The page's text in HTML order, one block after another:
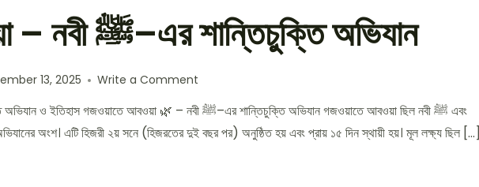
গজওয়াতে আবওয়া – নবী ﷺ–এর শান্তিচুক্তি অভিযান
13, 2025 Write a Comment
আবওয়া
–
অংশ। এটি হিজরী ২য় সনে (হিজরতের দুই বছর পর) অনুষ্ঠিত হয় এবং প্রায় ১৫ দিন স্থায়ী হয়। মূল লক্ষ্য ছিল […]